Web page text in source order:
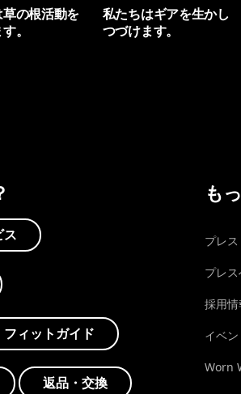
の根活動を
。
私たちはギアを生かし
つづけます。
ス
ィットガイド
返品・交換
も
プレス
プレ
採用情
イベン
Worn